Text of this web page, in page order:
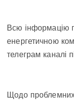
Всю інформацію
енергетичною
телеграм каналі
Щодо проблемних